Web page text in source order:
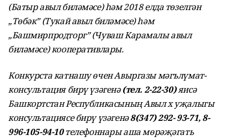
(Батыр авыл биләмәсе) һәм 2018 елда төзелгән
„Төбәк” (Тукай авыл биләмәсе) һәм
„Башмирпродторг” (Чуваш Карамалы авыл
биләмәсе) кооперативлары.
Конкурста катнашу өчен Авыргазы мәгълүмат-
консультация бирү үзәгенә(тел. 2-22-30)яисә
Башкортстан Республикасының Авыл х уҗалыгы
консультациясе бирү үзәгенә8(347) 292-93-71, 8-
996-105-94-10телефоннары аша мөрәҗәгать